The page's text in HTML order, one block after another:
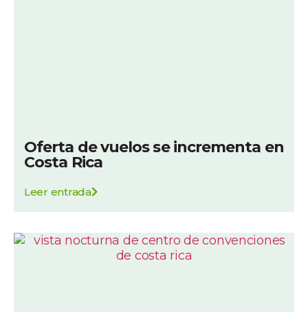
Oferta de vuelos se incrementa en
Costa Rica
Leer entrada